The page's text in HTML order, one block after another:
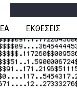
ΕΚΘΕΣΕΙΣ